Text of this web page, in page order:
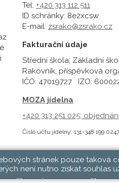
Tel: +420 313 112 511
ID schránky: 8e2xcsw
E-mail: zsrako@zsrako.cz
Fakturační údaje
Střední škola, Základní
Rakovník, příspěvková
IČO: 47019727 IZO:
MOZA jídelna
+420 313 251 025;
Číslo účtu jídelny: 131-348 199
stránek pouze taková
není nutno získat souhlas